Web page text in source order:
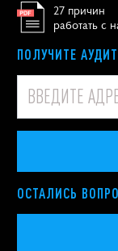
27 причин
работать с
ПОЛУЧИТЕ
ОСТАЛИСЬ